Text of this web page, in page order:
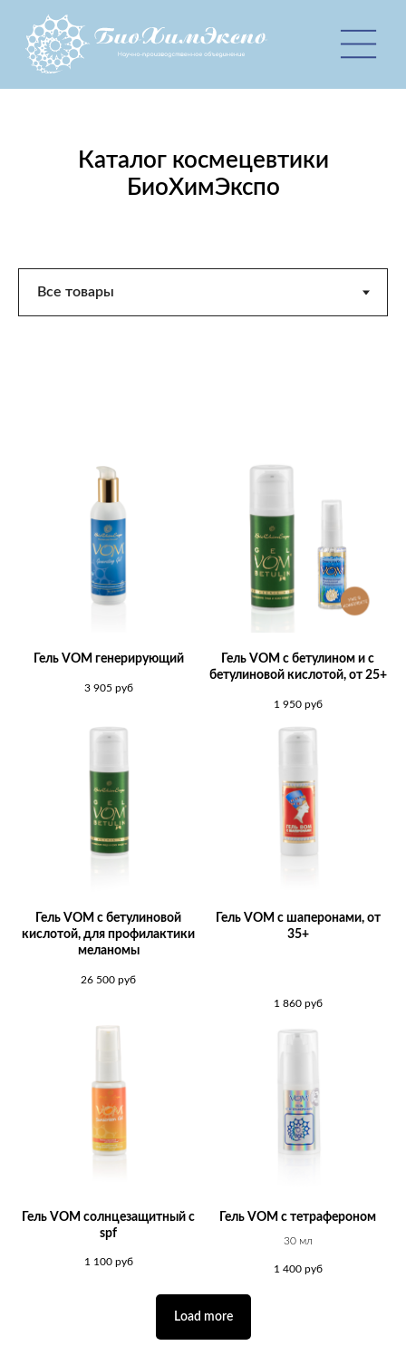
Каталог космецевтики
БиоХимЭкспо
Гель VOM генерирующий
3 905 руб
Гель VOM c бетулином и с
бетулиновой кислотой, от 25+
1 950 руб
Гель VOM с бетулиновой
кислотой, для профилактики
меланомы
26 500 руб
Гель VOM с шаперонами, от
35+
1 860 руб
Гель VOM солнцезащитный с
spf
1 100 руб
Гель VOM с тетрафероном
30 мл
1 400 руб
Load more